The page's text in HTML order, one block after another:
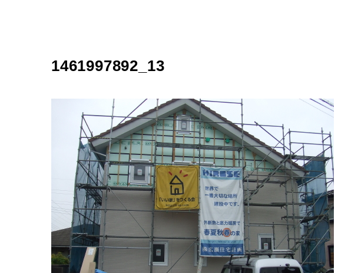
1461997892_13